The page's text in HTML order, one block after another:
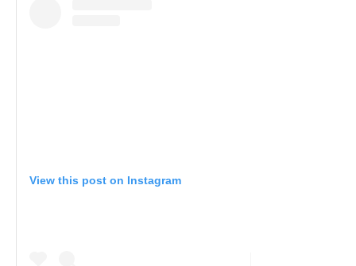
View this post on Instagram